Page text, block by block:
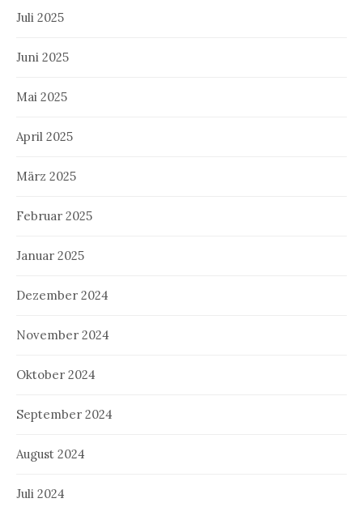
Juli 2025
Juni 2025
Mai 2025
April 2025
März 2025
Februar 2025
Januar 2025
Dezember 2024
November 2024
Oktober 2024
September 2024
August 2024
Juli 2024